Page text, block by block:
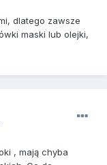
dlatego zawsze
maski lub olejki,
, mają chyba